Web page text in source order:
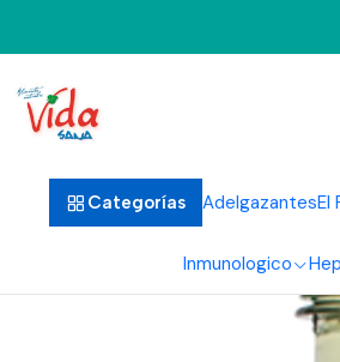
Categorías AdelgazantesEl
Inmunologico